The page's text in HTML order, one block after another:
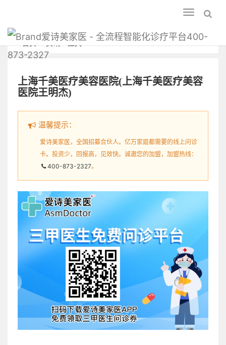
Toggle
navigation
爱诗美家医 - 全流程智能化诊疗平台400-
873-2327
首页 资讯 正文
上海千美医疗美容医院(上海千美医疗美容
医院王明杰)
温馨提示：
爱诗美家医，全国招募合伙人。亿万家庭都需要的线上问诊
卡。投资少，回报高，见效快。诚邀您的加盟，加盟热线：
400-873-2327。